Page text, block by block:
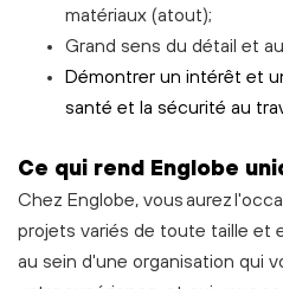
matériaux (atout);
Grand sens du détail et
Démontrer un intérêt et
santé et la sécurité au
Ce qui rend Englobe
Chez Englobe, vous aurez
projets variés de toute taille et
au sein d'une organisation qui